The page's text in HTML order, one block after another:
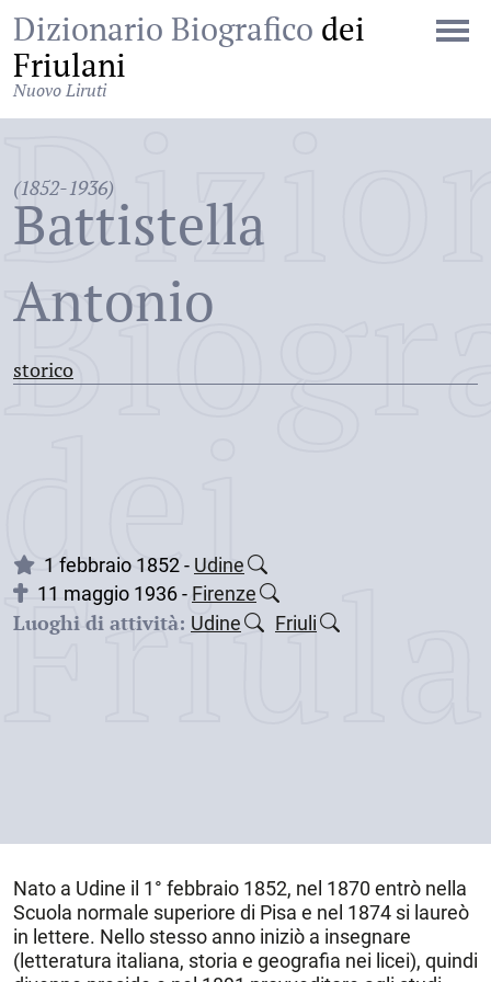
Dizionario Biografico dei
Friulani
Nuovo Liruti
(1852-1936)
Battistella
Antonio
storico
dei
1 febbraio 1852 - Udine
11 maggio 1936 - Firenze
Luoghi di attività: Udine Friuli
Nato a Udine il 1° febbraio 1852, nel 1870 entrò nella
Scuola normale superiore di Pisa e nel 1874 si laureò
in lettere. Nello stesso anno iniziò a insegnare
(letteratura italiana, storia e geografia nei licei), quindi